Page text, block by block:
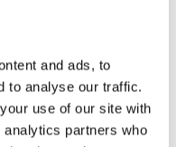
and ads, to
to analyse our traffic.
use of our site with
partners who
mm. De lengte kan
m.b.v. een afkort- of
De lamellen voor de
profielen. Het geheel
zodat alle schroeven